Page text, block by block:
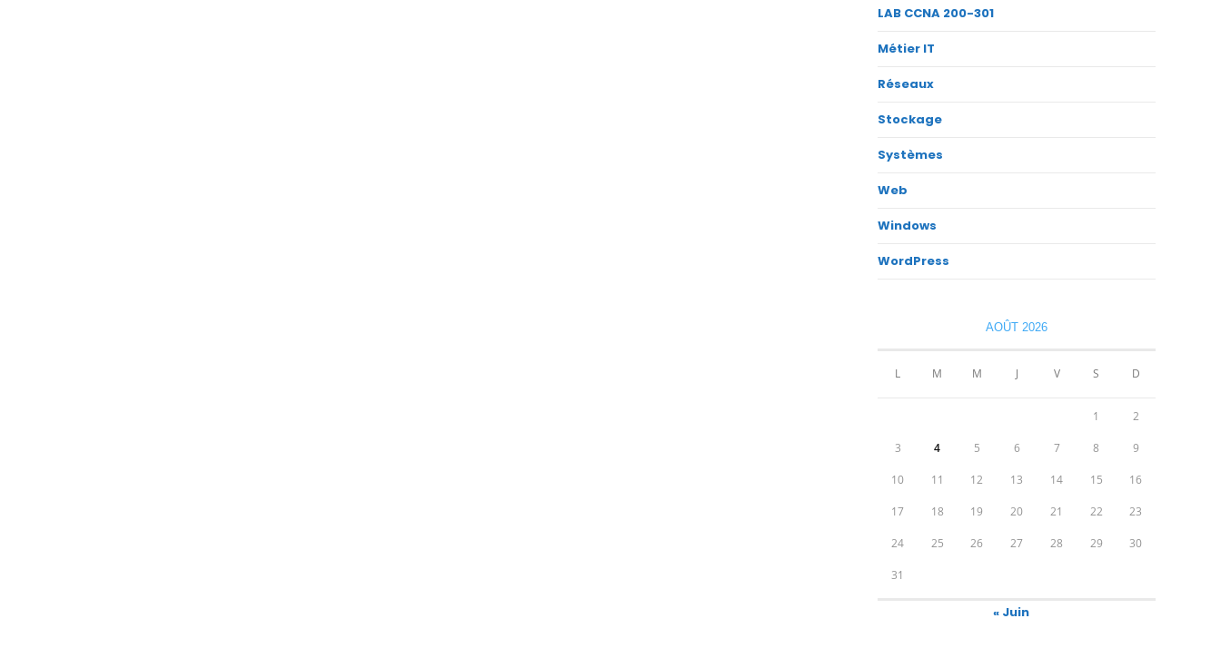
LAB CCNA 200-301
Métier IT
Réseaux
Stockage
Systèmes
Web
Windows
WordPress
AOÛT 2026
L M M J V S D
1 2
3 4 5 6 7 8 9
10 11 12 13 14 15 16
17 18 19 20 21 22 23
24 25 26 27 28 29 30
31
« Juin